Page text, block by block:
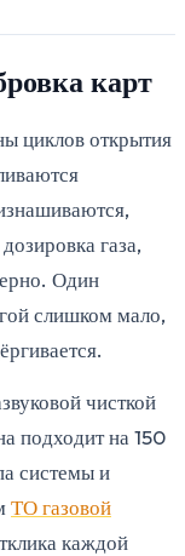
карт
циклов открытия
газа,
Один
слишком мало,
чисткой
подходит на 150
системы и
ТО газовой
каждой